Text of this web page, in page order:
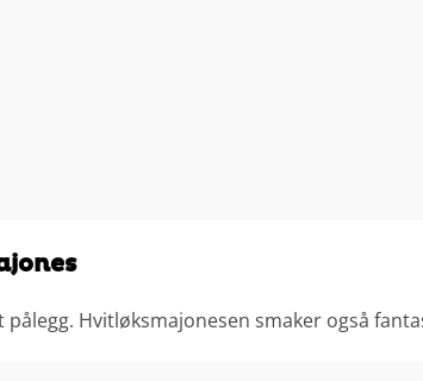
Hvitløksmajonesen smaker også